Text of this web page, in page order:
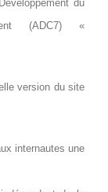
du
(ADC7) «
version du site
internautes une